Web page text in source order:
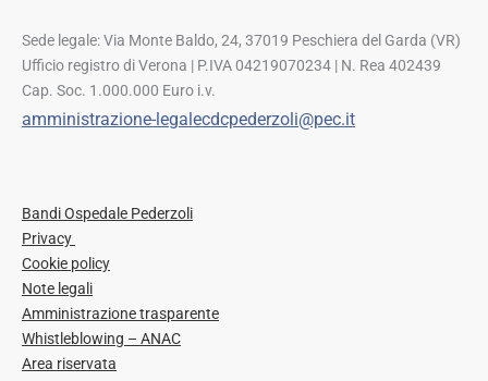
Sede legale: Via Monte Baldo, 24, 37019 Peschiera del Garda (VR)
Ufficio registro di Verona | P.IVA 04219070234 | N. Rea 402439
Cap. Soc. 1.000.000 Euro i.v.
amministrazione-legalecdcpederzoli@pec.it
Bandi Ospedale Pederzoli
Privacy
Cookie policy
Note legali
Amministrazione trasparente
Whistleblowing – ANAC
Area riservata